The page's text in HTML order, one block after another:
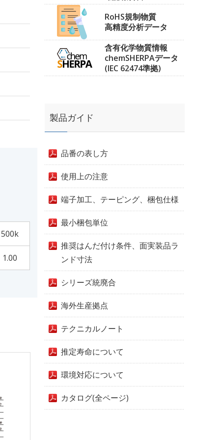
500k
1.00
RoHS規制物質
高精度分析データ
含有化学物質情報
chemSHERPAデータ
(IEC 62474準拠)
製品ガイド
品番の表し方
使用上の注意
端子加工、テーピング、梱包仕様
最小梱包単位
推奨はんだ付け条件、面実装品ラ
ンド寸法
シリーズ統廃合
海外生産拠点
テクニカルノート
推定寿命について
環境対応について
カタログ(全ページ)